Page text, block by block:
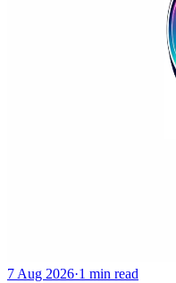
7 Aug 2026·1 min read